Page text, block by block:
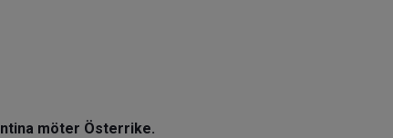
möter Österrike.